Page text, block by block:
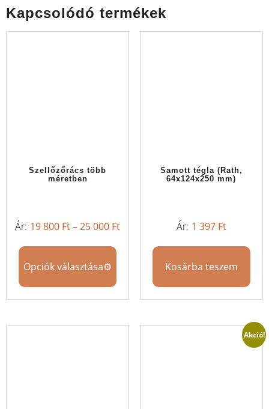
Kapcsolódó termékek
Szellőzőrács több
méretben
19 800 Ft–25 000 Ft
Opciók választása
Samott tégla (Rath,
64x124x250 mm)
1 397 Ft
Kosárba teszem
Akció!